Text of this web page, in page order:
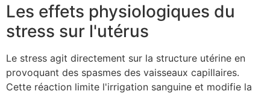
Les effets physiologiques du
stress sur l'utérus
Le stress agit directement sur la structure utérine en
provoquant des spasmes des vaisseaux capillaires.
Cette réaction limite l'irrigation sanguine et modifie la